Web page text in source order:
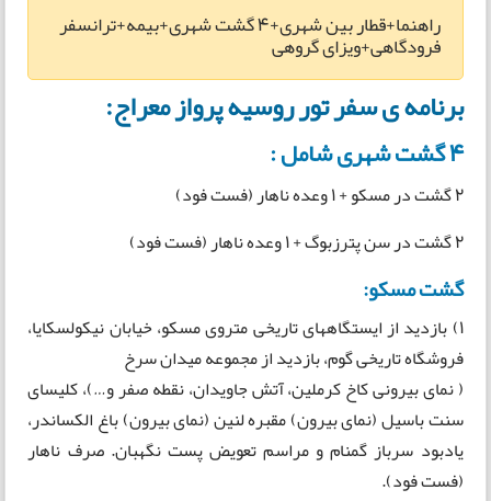
راهنما+قطار بین شهری+4 گشت شهری+بیمه+ترانسفر
فرودگاهی+ویزای گروهی
برنامه ی سفر تور روسیه پرواز معراج:
4 گشت شهری شامل :
2 گشت در مسکو + 1 وعده ناهار (فست فود)
2 گشت در سن پترزبوگ + 1 وعده ناهار (فست فود)
گشت مسکو:
1) بازدید از ایستگاههای تاریخی متروی مسکو، خیابان نیکولسکایا،
فروشگاه تاریخی گوم، بازدید از مجموعه میدان سرخ
( نمای بیرونی کاخ کرملین، آتش جاویدان، نقطه صفر و…)، کلیسای
سنت باسیل (نمای بیرون) مقبره لنین (نمای بیرون) باغ الکساندر،
یادبود سرباز گمنام و مراسم تعویض پست نگهبان. صرف ناهار
(فست فود).